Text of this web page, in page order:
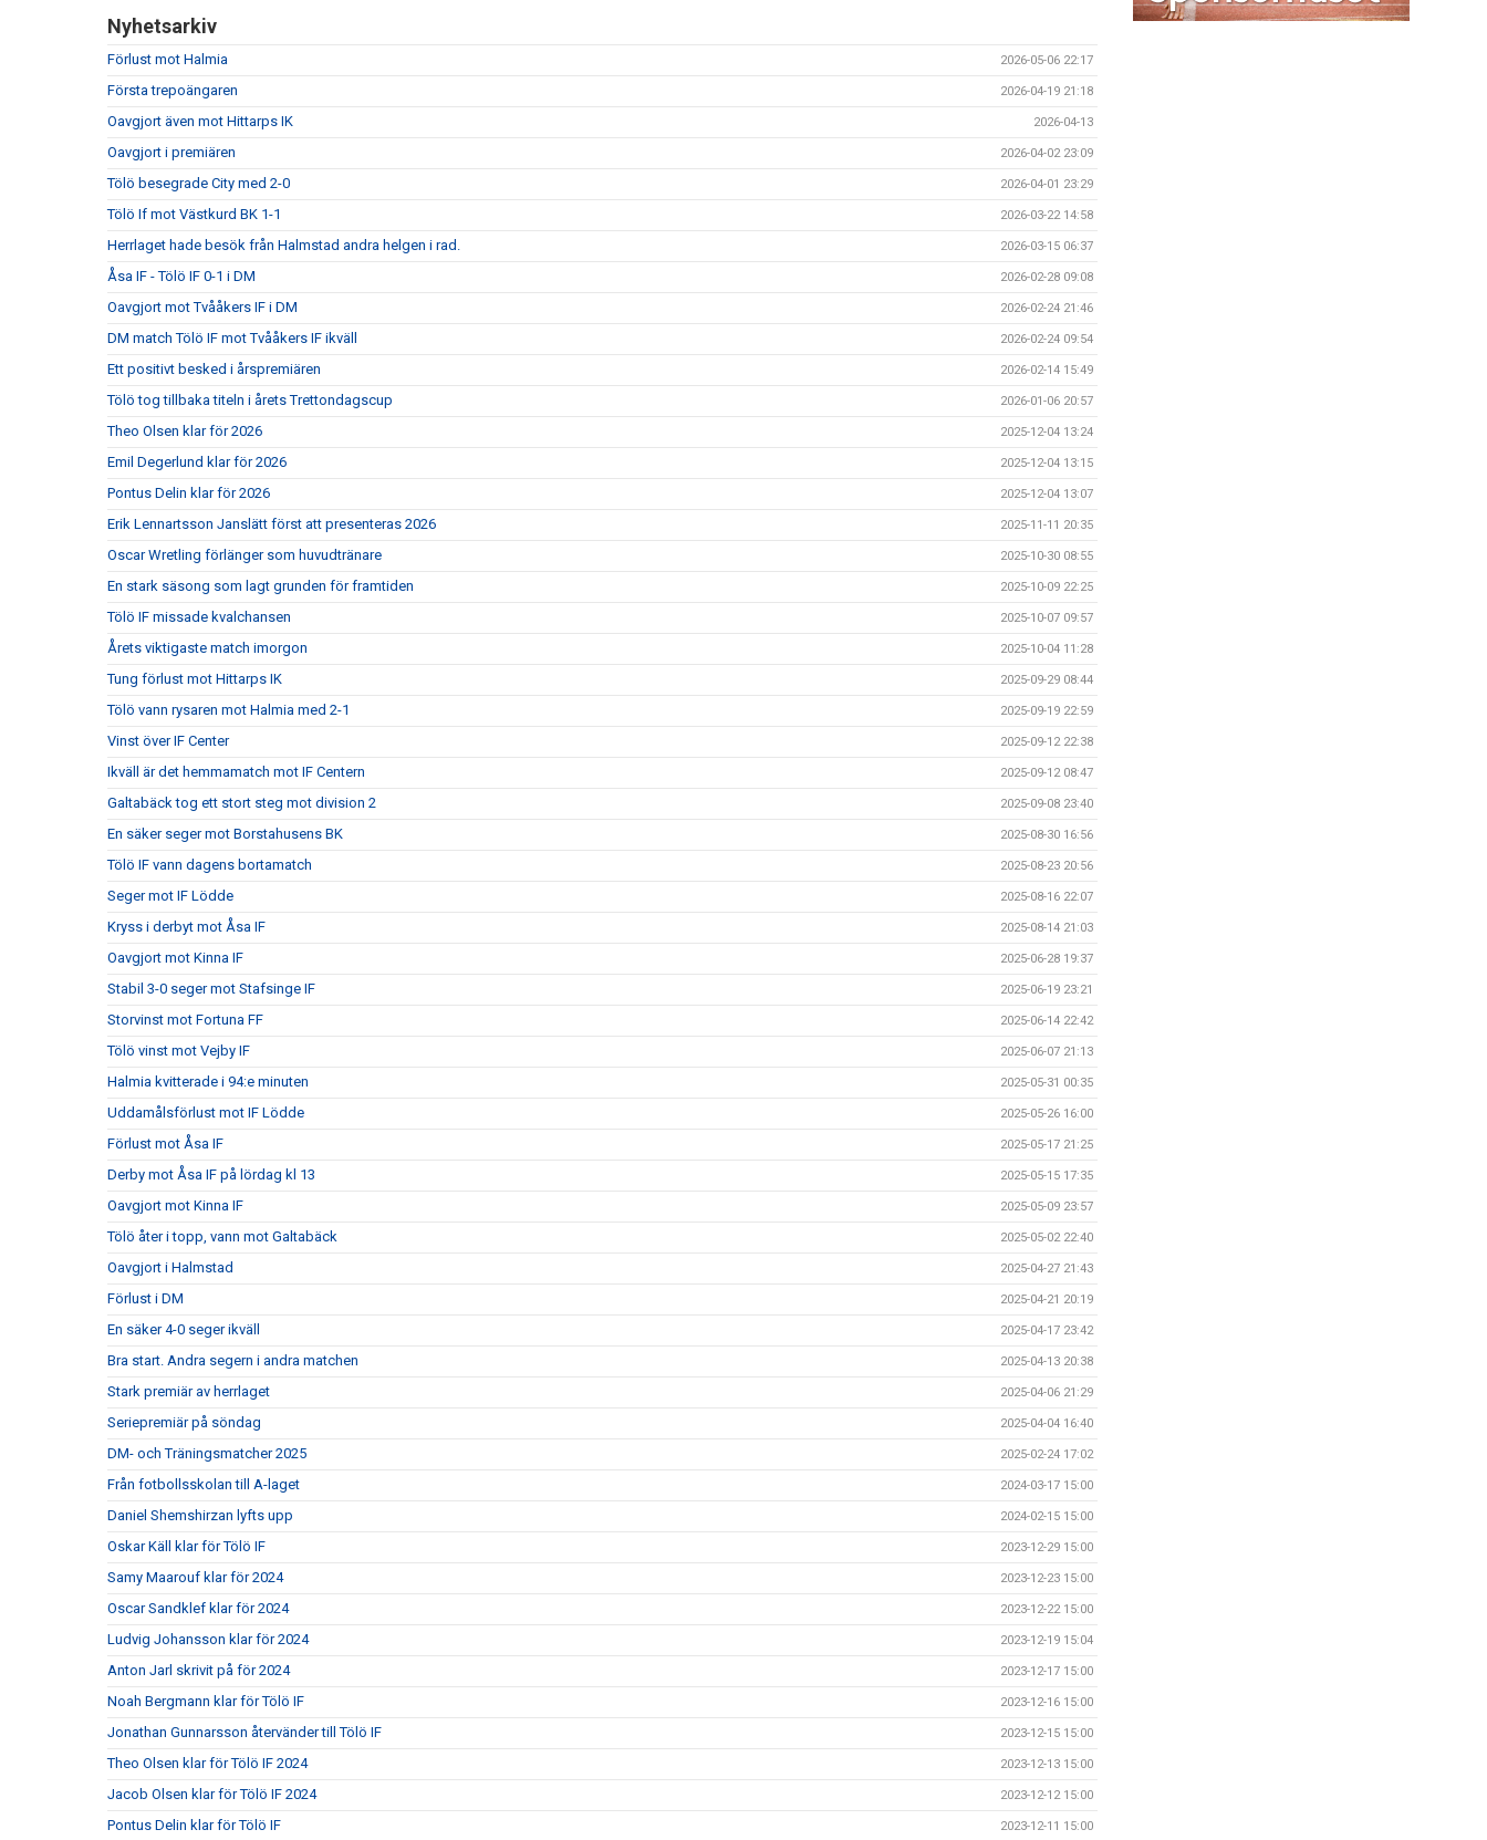
Nyhetsarkiv
Förlust mot Halmia 2026-05-06 22:17
Första trepoängaren 2026-04-19 21:18
Oavgjort även mot Hittarps IK 2026-04-13
Oavgjort i premiären 2026-04-02 23:09
Tölö besegrade City med 2-0 2026-04-01 23:29
Tölö If mot Västkurd BK 1-1 2026-03-22 14:58
Herrlaget hade besök från Halmstad andra helgen i rad. 2026-03-15 06:37
Åsa IF - Tölö IF 0-1 i DM 2026-02-28 09:08
Oavgjort mot Tvååkers IF i DM 2026-02-24 21:46
DM match Tölö IF mot Tvååkers IF ikväll 2026-02-24 09:54
Ett positivt besked i årspremiären 2026-02-14 15:49
Tölö tog tillbaka titeln i årets Trettondagscup 2026-01-06 20:57
Theo Olsen klar för 2026 2025-12-04 13:24
Emil Degerlund klar för 2026 2025-12-04 13:15
Pontus Delin klar för 2026 2025-12-04 13:07
Erik Lennartsson Janslätt först att presenteras 2026 2025-11-11 20:35
Oscar Wretling förlänger som huvudtränare 2025-10-30 08:55
En stark säsong som lagt grunden för framtiden 2025-10-09 22:25
Tölö IF missade kvalchansen 2025-10-07 09:57
Årets viktigaste match imorgon 2025-10-04 11:28
Tung förlust mot Hittarps IK 2025-09-29 08:44
Tölö vann rysaren mot Halmia med 2-1 2025-09-19 22:59
Vinst över IF Center 2025-09-12 22:38
Ikväll är det hemmamatch mot IF Centern 2025-09-12 08:47
Galtabäck tog ett stort steg mot division 2 2025-09-08 23:40
En säker seger mot Borstahusens BK 2025-08-30 16:56
Tölö IF vann dagens bortamatch 2025-08-23 20:56
Seger mot IF Lödde 2025-08-16 22:07
Kryss i derbyt mot Åsa IF 2025-08-14 21:03
Oavgjort mot Kinna IF 2025-06-28 19:37
Stabil 3-0 seger mot Stafsinge IF 2025-06-19 23:21
Storvinst mot Fortuna FF 2025-06-14 22:42
Tölö vinst mot Vejby IF 2025-06-07 21:13
Halmia kvitterade i 94:e minuten 2025-05-31 00:35
Uddamålsförlust mot IF Lödde 2025-05-26 16:00
Förlust mot Åsa IF 2025-05-17 21:25
Derby mot Åsa IF på lördag kl 13 2025-05-15 17:35
Oavgjort mot Kinna IF 2025-05-09 23:57
Tölö åter i topp, vann mot Galtabäck 2025-05-02 22:40
Oavgjort i Halmstad 2025-04-27 21:43
Förlust i DM 2025-04-21 20:19
En säker 4-0 seger ikväll 2025-04-17 23:42
Bra start. Andra segern i andra matchen 2025-04-13 20:38
Stark premiär av herrlaget 2025-04-06 21:29
Seriepremiär på söndag 2025-04-04 16:40
DM- och Träningsmatcher 2025 2025-02-24 17:02
Från fotbollsskolan till A-laget 2024-03-17 15:00
Daniel Shemshirzan lyfts upp 2024-02-15 15:00
Oskar Käll klar för Tölö IF 2023-12-29 15:00
Samy Maarouf klar för 2024 2023-12-23 15:00
Oscar Sandklef klar för 2024 2023-12-22 15:00
Ludvig Johansson klar för 2024 2023-12-19 15:04
Anton Jarl skrivit på för 2024 2023-12-17 15:00
Noah Bergmann klar för Tölö IF 2023-12-16 15:00
Jonathan Gunnarsson återvänder till Tölö IF 2023-12-15 15:00
Theo Olsen klar för Tölö IF 2024 2023-12-13 15:00
Jacob Olsen klar för Tölö IF 2024 2023-12-12 15:00
Pontus Delin klar för Tölö IF 2023-12-11 15:00